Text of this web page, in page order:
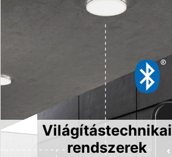
Világítástechnikai
rendszerek